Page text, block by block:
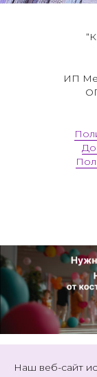
ИП
Наш веб-сайт